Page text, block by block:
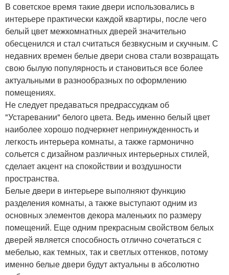
В советское время такие двери использовались в
интерьере практически каждой квартиры, после чего
белый цвет межкомнатных дверей значительно
обесценился и стал считаться безвкусным и скучным. С
недавних времен белые двери снова стали возвращать
свою былую популярность и становиться все более
актуальными в разнообразных по оформлению
помещениях.
Не следует предаваться предрассудкам об
"Устаревании" белого цвета. Ведь именно белый цвет
наиболее хорошо подчеркнет непринужденность и
легкость интерьера комнаты, а также гармонично
сольется с дизайном различных интерьерных стилей,
сделает акцент на спокойствии и воздушности
пространства.
Белые двери в интерьере выполняют функцию
разделения комнаты, а также выступают одним из
основных элементов декора маленьких по размеру
помещений. Еще одним прекрасным свойством белых
дверей является способность отлично сочетаться с
мебелью, как темных, так и светлых оттенков, потому
именно белые двери будут актуальны в абсолютно